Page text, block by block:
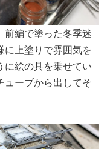
前編で塗った冬季迷
に上塗りで雰囲気を
に絵の具を乗せてい
ューブから出してそ